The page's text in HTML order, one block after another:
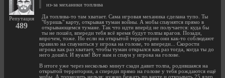
Репутация
489
из-за механики топлива
Да топлива-то там хватает. Сама игровая механика сделана тупо. Ты
"буришь" карту, открывая туман войны. А мобы спаунятся прямо в
открывающемся тумане. Так что идти вперёд не получается: куда бы
ты не пошёл, впереди тебя всё время будут толпы врагов. Позади,
впрочем, тоже. Но если на открытой территории они как-то соблюдают
правило на спауниться у игрока на голове, то впереди... Скорости
игрока как раз хватает, чтобы туман открылся как раз тогда, когда ты до
него дошёл. И вуаля! Вот нам и спаун у игрока на голове.
В итоге уже через несколько минут сзади давит толпа, родившаяся на
открытой территории, а спереди прямо на голове у тебя рождаются ещё